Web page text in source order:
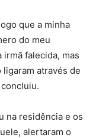
que a minha
do meu
falecida, mas
através de
na residência e os
alertaram o